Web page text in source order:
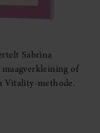
Sabrina
of
Vitality-methode.